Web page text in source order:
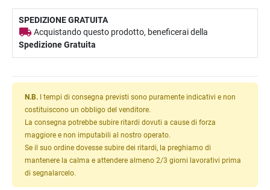
SPEDIZIONE GRATUITA
Acquistando questo prodotto, beneficerai della
Spedizione Gratuita
N.B. I tempi di consegna previsti sono puramente indicativi e non
costituiscono un obbligo del venditore.
La consegna potrebbe subire ritardi dovuti a cause di forza
maggiore e non imputabili al nostro operato.
Se il suo ordine dovesse subire dei ritardi, la preghiamo di
mantenere la calma e attendere almeno 2/3 giorni lavorativi prima
di segnalarcelo.